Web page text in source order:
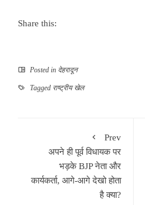
Share this:
Posted in देहरादून
Tagged राष्ट्रीय खेल
Prev
अपने ही पूर्व विधायक पर
भड़के BJP नेता और
कार्यकर्ता, आगे-आगे देखो होता
है क्या?